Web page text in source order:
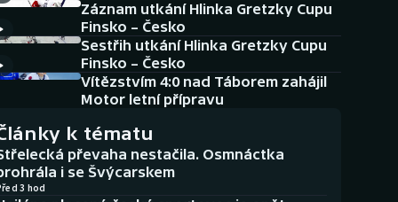
Aplikace ČT sport
AZ kvíz
Záznam utkání Hlinka Gretzky Cupu
Finsko – Česko
Sestřih utkání Hlinka Gretzky Cupu
Finsko – Česko
Vítězstvím 4:0 nad Táborem zahájil
Motor letní přípravu
k tématu
převaha nestačila. Osmnáctka
i se Švýcarskem
3 hod